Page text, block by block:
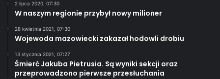
2 lipca 2020, 07:30
W naszym regionie przybył nowy milioner
28 kwietnia 2021, 07:30
Wojewoda mazowiecki zakazał hodowli drobiu
13 stycznia 2021, 07:27
Śmierć Jakuba Pietrusia. Są wyniki sekcji oraz
przeprowadzono pierwsze przesłuchania